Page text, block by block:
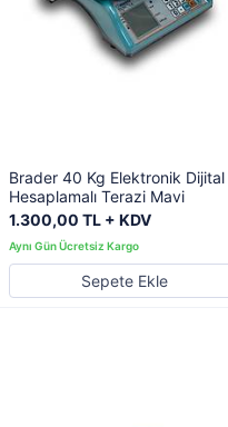
Brader 40 Kg Elektronik Dijital
Hesaplamalı Terazi Mavi
1.300,00 TL + KDV
Sepete Ekle